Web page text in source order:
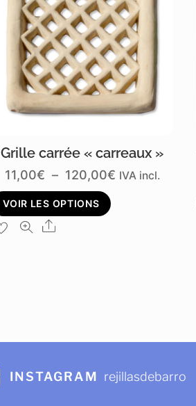
Grille carrée « carreaux »
11,00€ – 120,00€Plage
IVA incl.
VOIR LES OPTIONS
peuvent
Share
INSTAGRAM rejillasdebarro